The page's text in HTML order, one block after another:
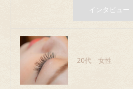
インタビュー
20代 女性